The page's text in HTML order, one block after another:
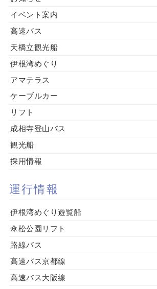
イベント案内
高速バス
天橋立観光船
伊根湾めぐり
アマテラス
ケーブルカー
リフト
成相寺登山バス
観光船
採用情報
運行情報
伊根湾めぐり遊覧船
傘松公園リフト
路線バス
高速バス京都線
高速バス大阪線